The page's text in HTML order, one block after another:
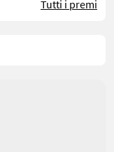
Tutti i premi